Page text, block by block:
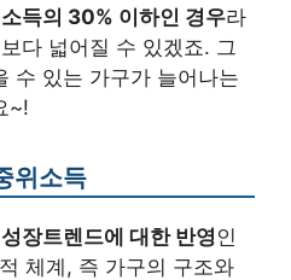
득의 30% 이하인 경우라
다 넓어질 수 있겠죠. 그
수 있는 가구가 늘어나는
~!
위소득
성장트렌드에 대한 반영 인
체계, 즉 가구의 구조와